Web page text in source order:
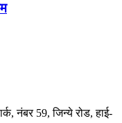
नंबर 59, जिन्ये रोड, हाई-